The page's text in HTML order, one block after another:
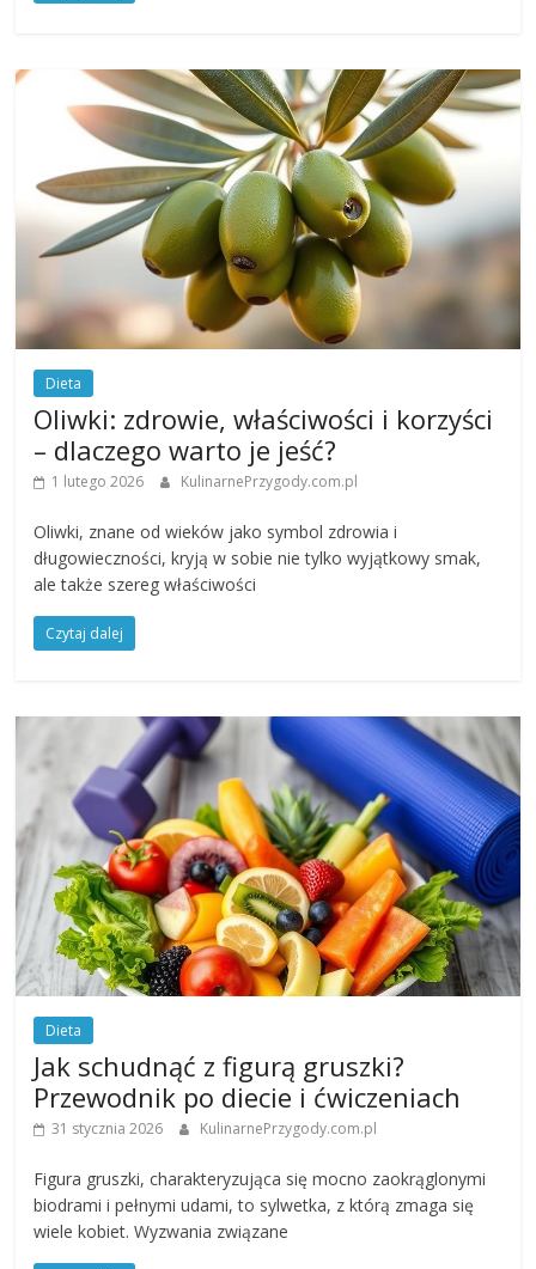
Dieta
Oliwki: zdrowie, właściwości i korzyści
– dlaczego warto je jeść?
1 lutego 2026 KulinarnePrzygody.com.pl
Oliwki, znane od wieków jako symbol zdrowia i
długowieczności, kryją w sobie nie tylko wyjątkowy smak,
ale także szereg właściwości
Czytaj dalej
Dieta
Jak schudnąć z figurą gruszki?
Przewodnik po diecie i ćwiczeniach
31 stycznia 2026 KulinarnePrzygody.com.pl
Figura gruszki, charakteryzująca się mocno zaokrąglonymi
biodrami i pełnymi udami, to sylwetka, z którą zmaga się
wiele kobiet. Wyzwania związane